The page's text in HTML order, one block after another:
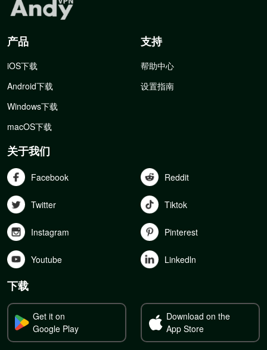
产品
iOS下载
Android下载
Windows下载
macOS下载
支持
帮助中心
设置指南
关于我们
Facebook Reddit
Twitter Tiktok
Instagram Pinterest
Youtube Linkedln
下载
Get it on
Google Play
Download on the
App Store